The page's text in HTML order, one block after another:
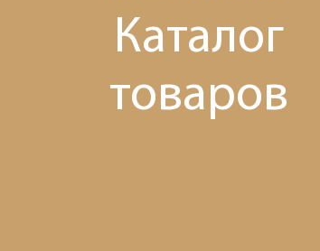
Каталог
товаров